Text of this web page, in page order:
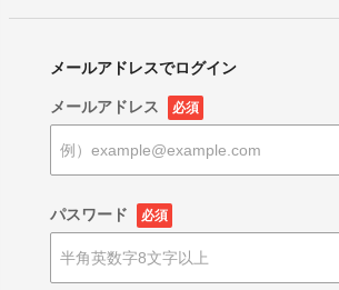
メールアドレスでログイン
メールアドレス 必須
パスワード 必須